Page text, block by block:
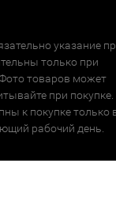
указание
только при
товаров может
при покупке.
к покупке только
рабочий день.